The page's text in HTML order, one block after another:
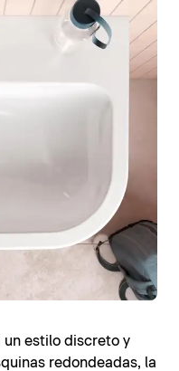
un estilo discreto y
redondeadas, la